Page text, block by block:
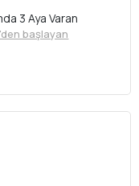
3 Aya Varan
başlayan